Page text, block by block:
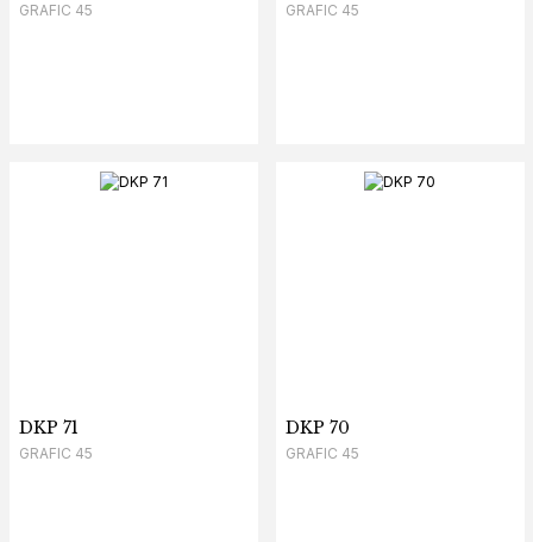
GRAFIC 45 GRAFIC 45
DKP 71
GRAFIC 45
DKP 70
GRAFIC 45